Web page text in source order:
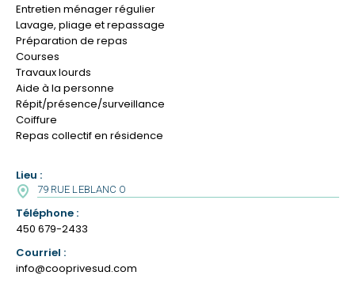
Entretien ménager régulier
Lavage, pliage et repassage
Préparation de repas
Courses
Travaux lourds
Aide à la personne
Répit/présence/surveillance
Coiffure
Repas collectif en résidence
Lieu :
79 RUE LEBLANC O
Téléphone :
450 679-2433
Courriel :
info@cooprivesud.com